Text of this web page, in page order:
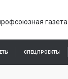
газета
СПЕЦПРОЕКТЫ